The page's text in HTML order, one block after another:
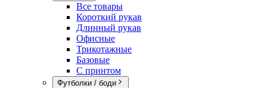
Все товары
Короткий рукав
Длинный рукав
Офисные
Трикотажные
Базовые
С принтом
Футболки / боди